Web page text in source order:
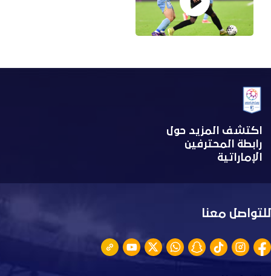
اكتشف المزيد حول
رابطة المحترفين
الإماراتية
للتواصل معنا